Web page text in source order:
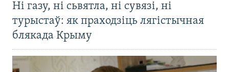
Ні газу, ні сьвятла, ні сувязі, ні
турыстаў: як праходзіць лягістычная
блякада Крыму